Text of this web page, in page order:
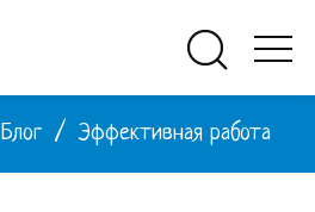
Блог / Эффективная работа